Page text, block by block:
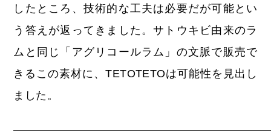
したところ、技術的な工夫は必要だが可能とい
う答えが返ってきました。サトウキビ由来のラ
ムと同じ「アグリコールラム」の文脈で販売で
きるこの素材に、TETOTETOは可能性を見出し
ました。